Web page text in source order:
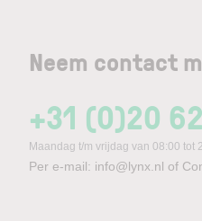
Neem contact
+31 (0)20
Maandag t/m vrijdag van 08:00 tot
Per e-mail: info@lynx.nl of